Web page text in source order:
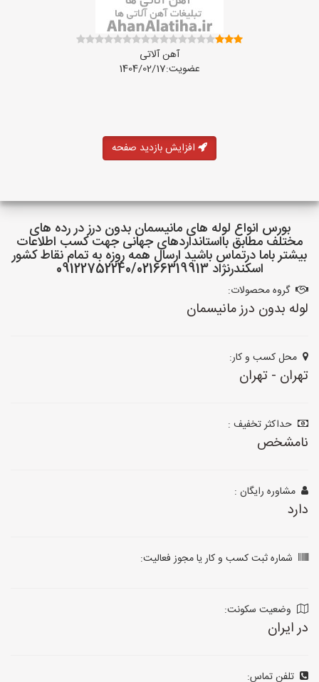
آهن آلاتی
عضویت:1404/02/17
افزایش بازدید صفحه
بورس انواع لوله های مانیسمان بدون درز در رده های
مختلف مطابق بااستانداردهای جهانی جهت کسب اطلاعات
بیشتر باما درتماس باشید ارسال همه روزه به تمام نقاط کشور
اسکندرنژاد 09122752240/02166319913
گروه محصولات:
لوله بدون درز مانیسمان
محل کسب و کار:
تهران - تهران
حداکثر تخفیف :
نامشخص
مشاوره رایگان :
دارد
شماره ثبت کسب و کار یا مجوز فعالیت:
وضعیت سکونت:
در ایران
تلفن تماس: